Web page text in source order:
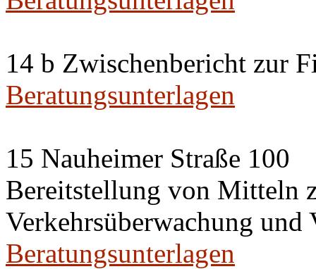
14 b Zwischenbericht zur
Beratungsunterlagen
15 Nauheimer Straße 100
Bereitstellung von Mitteln
Verkehrsüberwachung und
Beratungsunterlagen